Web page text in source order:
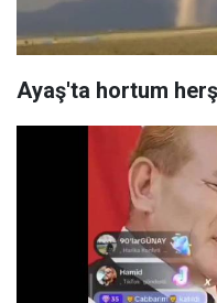
Ayaş'ta hortum